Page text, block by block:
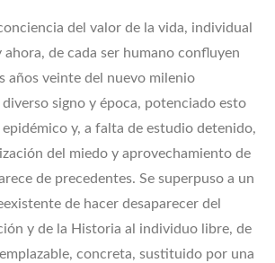
del valor de la vida, individual
de cada ser humano confluyen
años veinte del nuevo milenio
signo y época, potenciado esto
y, a falta de estudio detenido,
del miedo y aprovechamiento de
de precedentes. Se superpuso a un
de hacer desaparecer del
y de la Historia al individuo libre, de
concreta, sustituido por una